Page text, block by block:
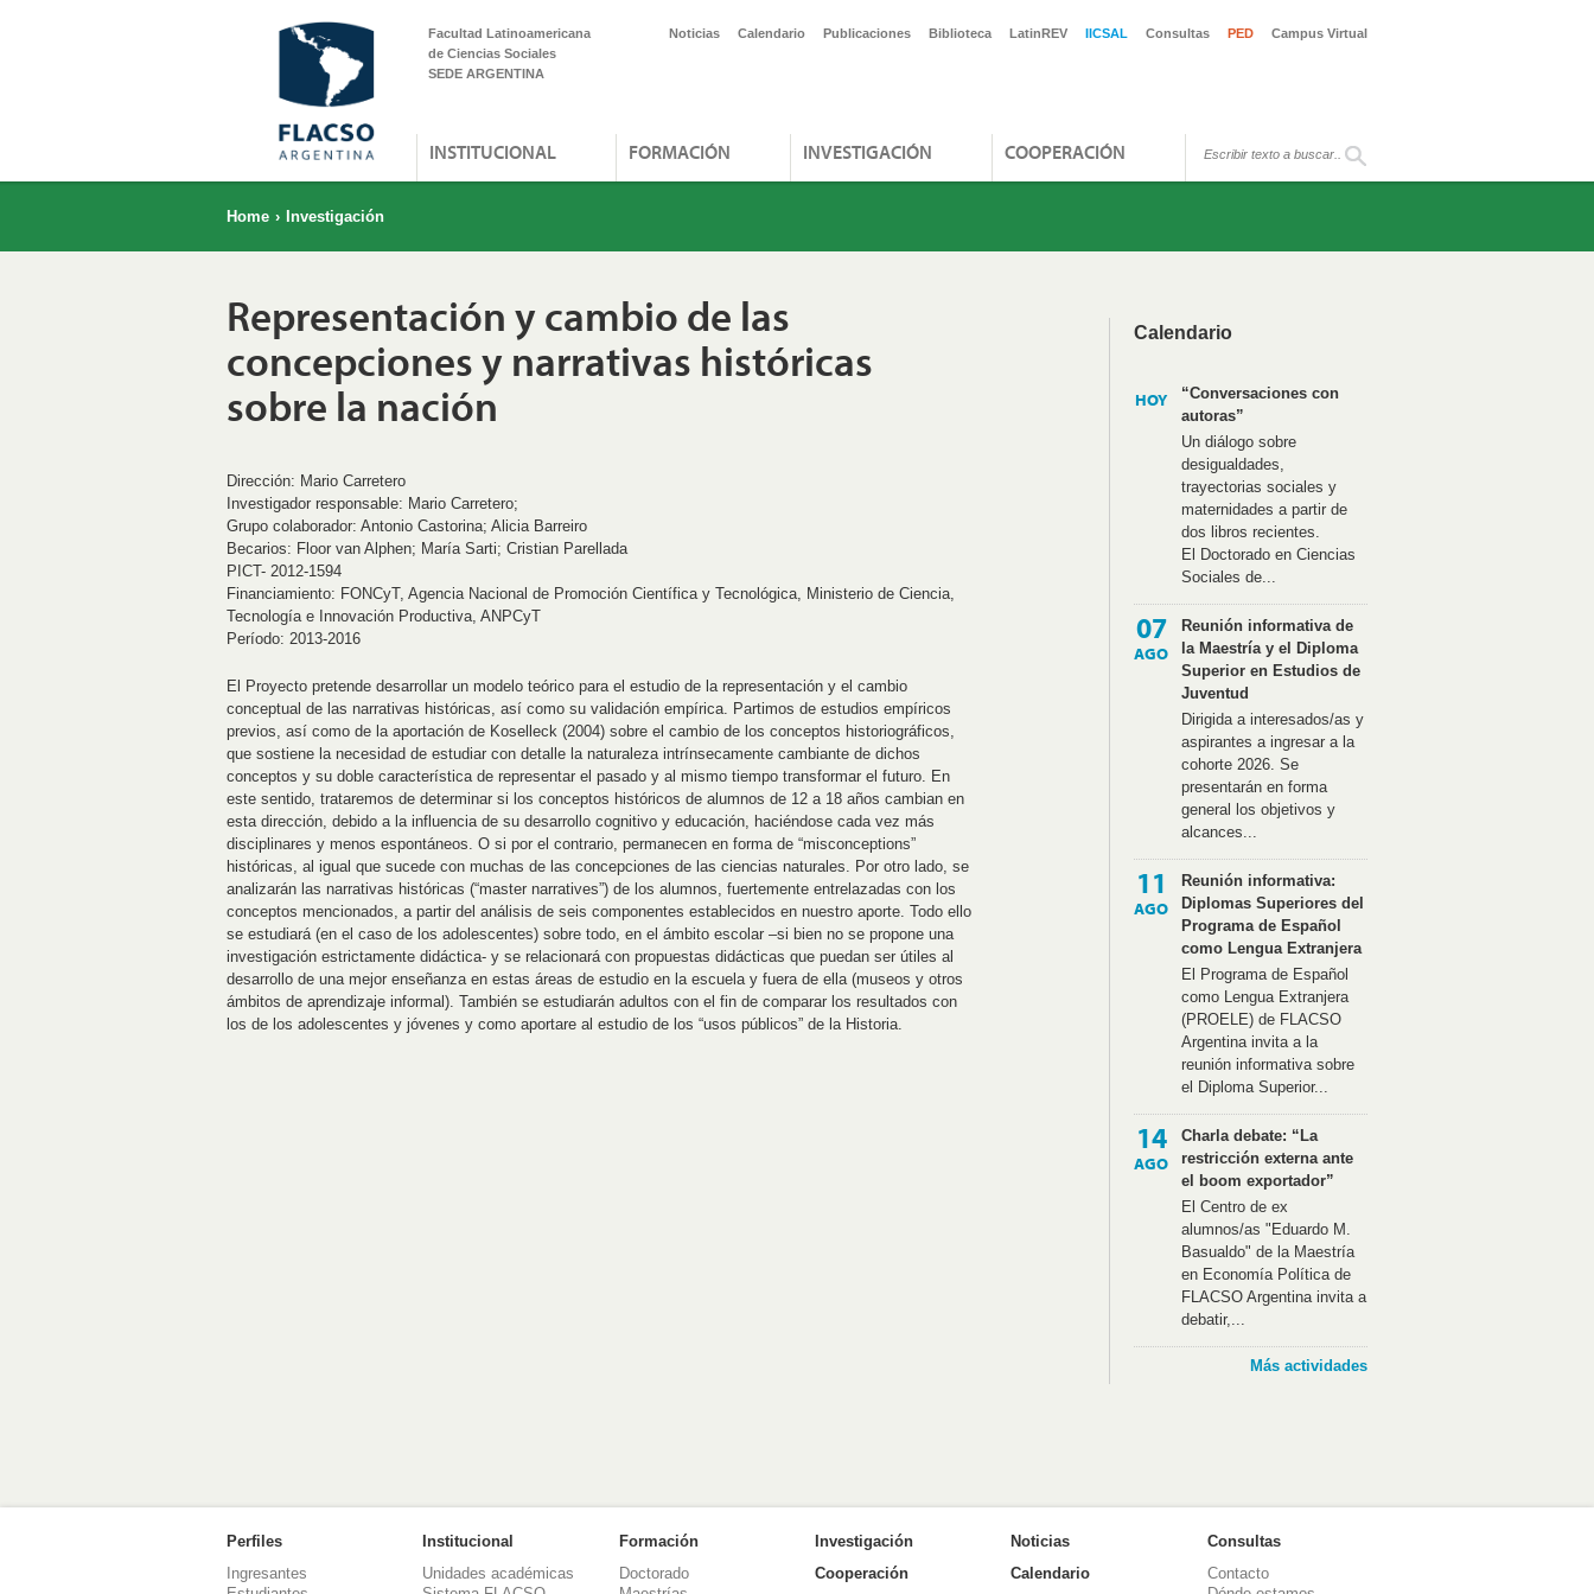
Facultad Latinoamericana
de Ciencias Sociales
SEDE ARGENTINA
Noticias Calendario Publicaciones Biblioteca LatinREV IICSAL Consultas PED Campus Virtual
INSTITUCIONAL FORMACIÓN INVESTIGACIÓN COOPERACIÓN
Home › Investigación
Representación y cambio de las
concepciones y narrativas históricas
sobre la nación
Dirección: Mario Carretero
Investigador responsable: Mario Carretero;
Grupo colaborador: Antonio Castorina; Alicia Barreiro
Becarios: Floor van Alphen; María Sarti; Cristian Parellada
Financiamiento: FONCyT, Agencia Nacional de Promoción Científica y Tecnológica, Ministerio de Ciencia,
Tecnología e Innovación Productiva, ANPCyT
Período: 2013-2016
El Proyecto pretende desarrollar un modelo teórico para el estudio de la representación y el cambio
conceptual de las narrativas históricas, así como su validación empírica. Partimos de estudios empíricos
previos, así como de la aportación de Koselleck (2004) sobre el cambio de los conceptos historiográficos,
que sostiene la necesidad de estudiar con detalle la naturaleza intrínsecamente cambiante de dichos
conceptos y su doble característica de representar el pasado y al mismo tiempo transformar el futuro. En
este sentido, trataremos de determinar si los conceptos históricos de alumnos de 12 a 18 años cambian en
esta dirección, debido a la influencia de su desarrollo cognitivo y educación, haciéndose cada vez más
disciplinares y menos espontáneos. O si por el contrario, permanecen en forma de “misconceptions”
históricas, al igual que sucede con muchas de las concepciones de las ciencias naturales. Por otro lado, se
analizarán las narrativas históricas (“master narratives”) de los alumnos, fuertemente entrelazadas con los
conceptos mencionados, a partir del análisis de seis componentes establecidos en nuestro aporte. Todo ello
se estudiará (en el caso de los adolescentes) sobre todo, en el ámbito escolar –si bien no se propone una
investigación estrictamente didáctica- y se relacionará con propuestas didácticas que puedan ser útiles al
desarrollo de una mejor enseñanza en estas áreas de estudio en la escuela y fuera de ella (museos y otros
ámbitos de aprendizaje informal). También se estudiarán adultos con el fin de comparar los resultados con
los de los adolescentes y jóvenes y como aportare al estudio de los “usos públicos” de la Historia.
Calendario
HOY
“Conversaciones con
autoras”
Un diálogo sobre
desigualdades,
trayectorias sociales y
maternidades a partir de
dos libros recientes.
El Doctorado en Ciencias
Sociales de...
07
AGO
Reunión informativa de
la Maestría y el Diploma
Superior en Estudios de
Juventud
Dirigida a interesados/as y
aspirantes a ingresar a la
cohorte 2026. Se
presentarán en forma
general los objetivos y
alcances...
11
AGO
Reunión informativa:
Diplomas Superiores del
Programa de Español
como Lengua Extranjera
El Programa de Español
como Lengua Extranjera
(PROELE) de FLACSO
Argentina invita a la
reunión informativa sobre
el Diploma Superior...
14
AGO
Charla debate: “La
restricción externa ante
el boom exportador”
El Centro de ex
alumnos/as "Eduardo M.
Basualdo" de la Maestría
en Economía Política de
FLACSO Argentina invita a
debatir,...
Más actividades
Perfiles
Ingresantes
Institucional
Unidades académicas
Formación
Doctorado
Investigación
Cooperación
Noticias
Calendario
Consultas
Contacto